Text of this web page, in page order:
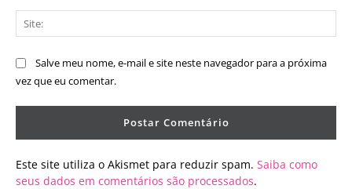
Salve meu nome, e-mail e site neste navegador para a próxima
vez que eu comentar.
Este site utiliza o Akismet para reduzir spam. Saiba como
seus dados em comentários são processados.